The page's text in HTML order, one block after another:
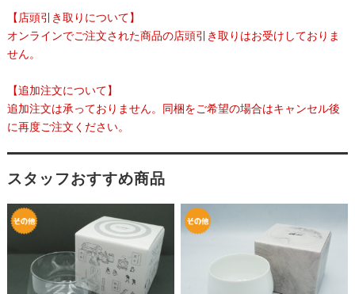
【店頭引き取りについて】
オンラインでご注文された商品の店頭引き取りはお受けしておりま
せん。
【追加注文について】
追加注文は承っておりません。同梱をご希望の場合はキャンセル後
に再度ご注文ください。
スタッフおすすめ商品